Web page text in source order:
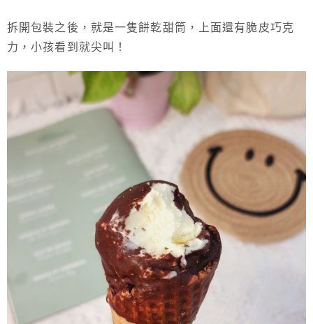
拆開包裝之後，就是一隻餅乾甜筒，上面還有脆皮巧克
力，小孩看到就尖叫！